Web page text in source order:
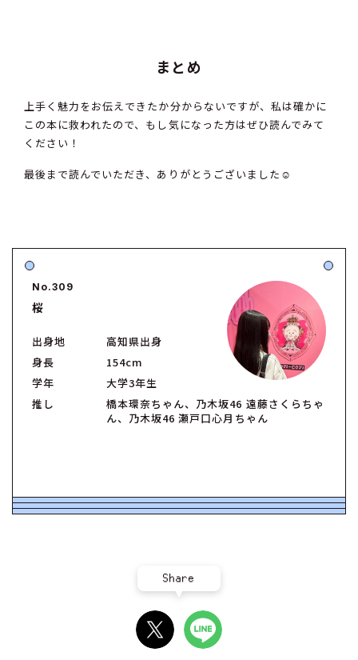
まとめ
上手く魅力をお伝えできたか分からないですが、私は確かに
この本に救われたので、もし気になった方はぜひ読んでみて
ください！
最後まで読んでいただき、ありがとうございました☺️
No.309
桜
出身地
高知県出身
身長
154cm
学年
大学3年生
推し
橋本環奈ちゃん、乃木坂46 遠藤さくらちゃ
ん、乃木坂46 瀬戸口心月ちゃん
Share